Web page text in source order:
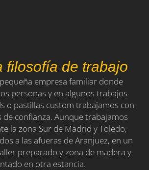
filosofía de trabajo
empresa familiar donde
personas y en algunos trabajos
o pastillas custom trabajamos con
confianza. Aunque trabajamos
la zona Sur de Madrid y Toledo,
a las afueras de Aranjuez, en un
preparado y zona de madera y
en otra estancia.